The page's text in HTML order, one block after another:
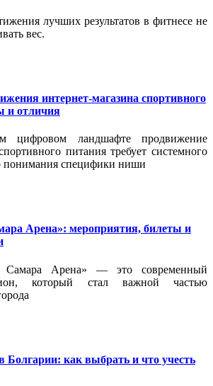
лучших результатов в фитнесе не
вес.
интернет-магазина спортивного
и отличия
цифровом ландшафте продвижение
питания требует системного
понимания специфики ниши
Арена»: мероприятия, билеты и
Самара Арена» — это современный
который стал важной частью
Болгарии: как выбрать и что учесть